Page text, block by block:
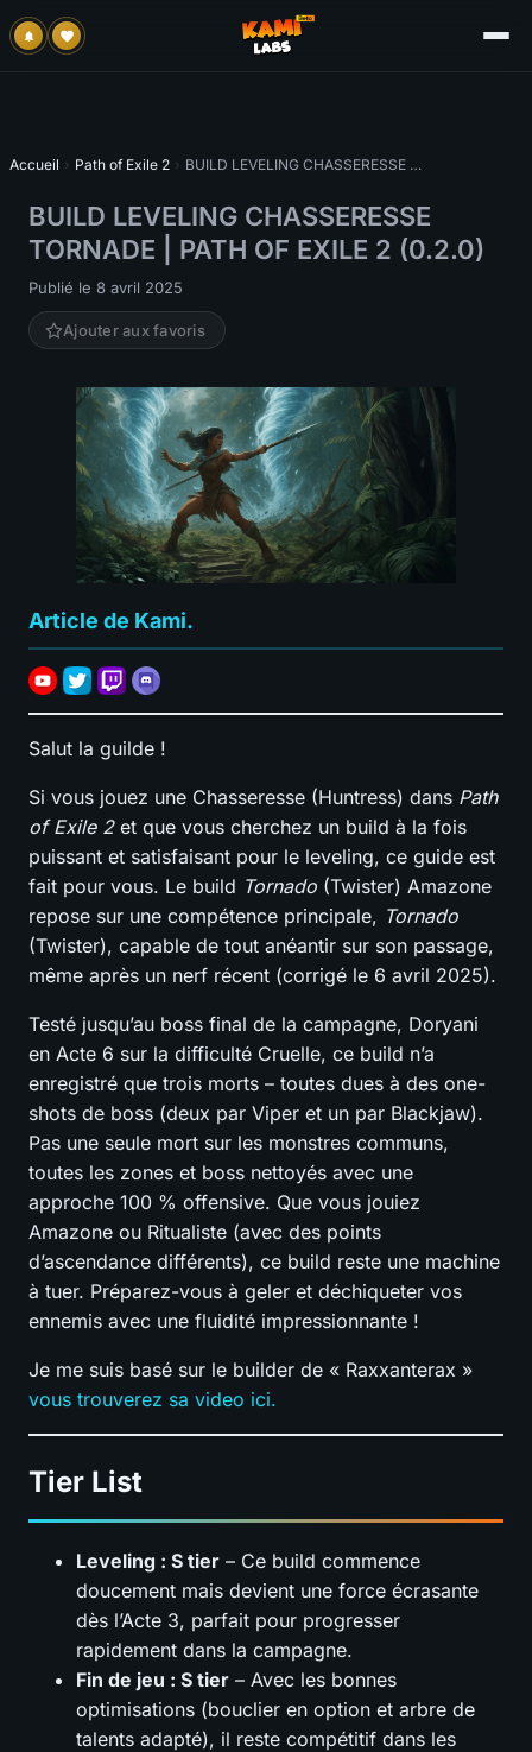
Accueil › Path of Exile 2 › BUILD LEVELING CHASSERESSE TORNADE | PATH OF EXILE 2 (0.2.0)
BUILD LEVELING CHASSERESSE
TORNADE | PATH OF EXILE 2 (0.2.0)
Publié le 8 avril 2025
Ajouter aux favoris
Article de Kami.
Salut la guilde !
Si vous jouez une Chasseresse (Huntress) dans Path
of Exile 2et que vous cherchez un build à la fois
puissant et satisfaisant pour le leveling, ce guide est
fait pour vous. Le build Tornado (Twister) Amazone
repose sur une compétence principale, Tornado
(Twister), capable de tout anéantir sur son passage,
même après un nerf récent (corrigé le 6 avril 2025).
Testé jusqu’au boss final de la campagne, Doryani
en Acte 6 sur la difficulté Cruelle, ce build n’a
enregistré que trois morts – toutes dues à des one-
shots de boss (deux par Viper et un par Blackjaw).
Pas une seule mort sur les monstres communs,
toutes les zones et boss nettoyés avec une
approche 100 % offensive. Que vous jouiez
Amazone ou Ritualiste (avec des points
d’ascendance différents), ce build reste une machine
à tuer. Préparez-vous à geler et déchiqueter vos
ennemis avec une fluidité impressionnante !
Je me suis basé sur le builder de « Raxxanterax »
vous trouverez sa video ici.
Tier List
Leveling : S tier – Ce build commence
doucement mais devient une force écrasante
dès l’Acte 3, parfait pour progresser
rapidement dans la campagne.
Fin de jeu : S tier – Avec les bonnes
optimisations (bouclier en option et arbre de
talents adapté), il reste compétitif dans les